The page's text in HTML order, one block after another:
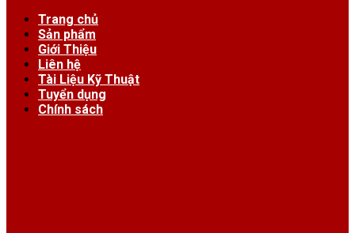
Trang chủ
Sản phẩm
Giới Thiệu
Liên hệ
Tài Liệu Kỹ Thuật
Tuyển dụng
Chính sách